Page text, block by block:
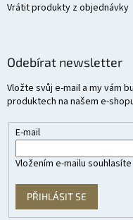
Vrátit produkty z objednávky
Odebírat newsletter
Vložte svůj e-mail a my vám
produktech na našem e-
E-mail
Vložením e-mailu
PŘIHLÁSIT SE